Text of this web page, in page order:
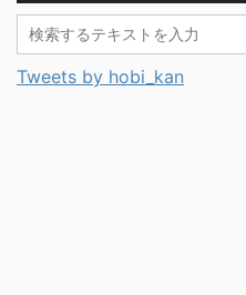
Tweets by hobi_kan